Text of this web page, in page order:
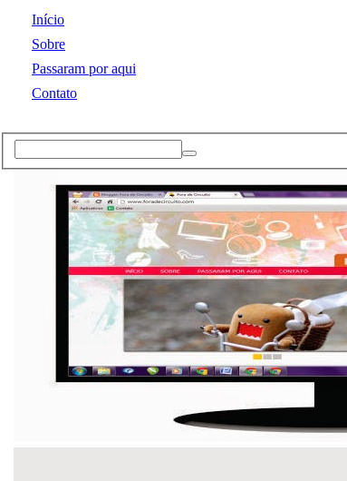
Início
Sobre
Passaram por aqui
Contato